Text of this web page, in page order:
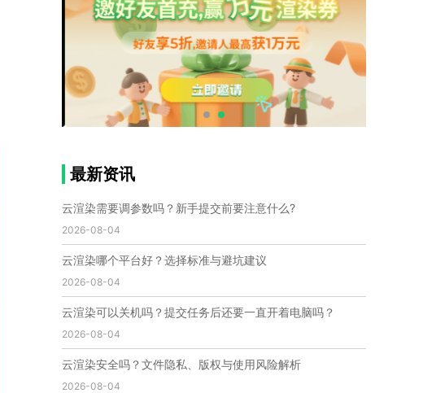
Corona降噪器
奥斯卡 电影
建模渲染
人物建模渲染
在线建模渲染
北京渲染农场
免费渲染农场
网络渲染农场
个人渲染农场
小型渲染农场
自建渲染农场
视频渲染农场
渲染农场软件
cpu渲染农场
渲染农场费用
渲染农场下载
模型软件
建模渲染软件
三维建模渲染
3d建模渲染
云渲染农场
C4D渲染农场
渲染农场收费
云渲染农场价格
瑞云渲染农场价格
动画渲染农场
第十一届世界渲染大赛
世界渲染大赛时间
世界渲染大赛官网
国际渲染大赛
国际渲染大赛排名
世界渲染大赛软件
瑞云官网
瑞云科技 端云
瑞云渲染官网
网络渲染软件
云渲染服务
云渲染怎么收费
云渲染怎么用
最新资讯
云渲染需要调参数吗？新手提交前要注意什么?
2026-08-04
云渲染哪个平台好？选择标准与避坑建议
2026-08-04
云渲染可以关机吗？提交任务后还要一直开着电脑吗？
2026-08-04
云渲染安全吗？文件隐私、版权与使用风险解析
2026-08-04